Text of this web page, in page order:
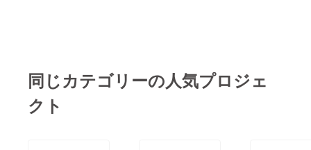
同じカテゴリーの人気プロジェ
クト